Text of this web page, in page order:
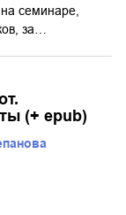
семинаре,
за…
(+ epub)